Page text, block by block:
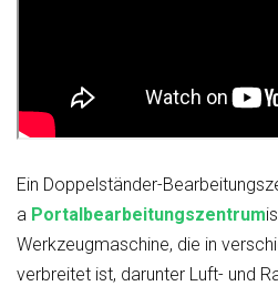
Ein Doppelständer-
a Portalbearbeitungszentrum
Werkzeugmaschine, die in
verbreitet ist, darunter Luft- und